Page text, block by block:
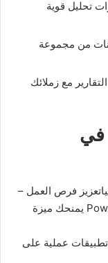
تحليل قوية
من مجموعة
مع زملائك
في
فرص العمل –
اكتساب مهارة تحليل البيانات باستخدام Power BI يمنحك ميزة
عملية على